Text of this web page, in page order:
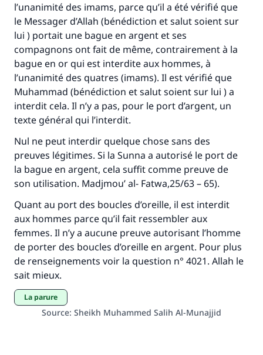
l’unanimité des imams, parce qu’il a été vérifié que
le Messager d’Allah (bénédiction et salut soient sur
lui ) portait une bague en argent et ses
compagnons ont fait de même, contrairement à la
bague en or qui est interdite aux hommes, à
l’unanimité des quatres (imams). Il est vérifié que
Muhammad (bénédiction et salut soient sur lui ) a
interdit cela. Il n’y a pas, pour le port d’argent, un
texte général qui l’interdit.
Nul ne peut interdir quelque chose sans des
preuves légitimes. Si la Sunna a autorisé le port de
la bague en argent, cela suffit comme preuve de
son utilisation. Madjmou’ al- Fatwa,25/63 – 65).
Quant au port des boucles d’oreille, il est interdit
aux hommes parce qu’il fait ressembler aux
femmes. Il n’y a aucune preuve autorisant l’homme
de porter des boucles d’oreille en argent. Pour plus
de renseignements voir la question n° 4021. Allah le
sait mieux.
La parure
Source: Sheikh Muhammed Salih Al-Munajjid
Faites une différence dans la vie de
millions de personnes grâce à votre
contribution
Aidez nous à apporter des réponses.
Le Messager d'Allah (Paix sur lui) a dit:
"Celui qui indique une bonne action obtient la
même récompense que celui qui le fait."
(MOUSLIM 1893)
Soutenez IslamQA